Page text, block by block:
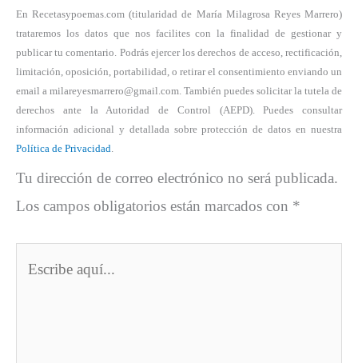
En Recetasypoemas.com (titularidad de María Milagrosa Reyes Marrero)
trataremos los datos que nos facilites con la finalidad de gestionar y
publicar tu comentario. Podrás ejercer los derechos de acceso, rectificación,
limitación, oposición, portabilidad, o retirar el consentimiento enviando un
email a milareyesmarrero@gmail.com. También puedes solicitar la tutela de
derechos ante la Autoridad de Control (AEPD). Puedes consultar
información adicional y detallada sobre protección de datos en nuestra
Política de Privacidad.
Tu dirección de correo electrónico no será publicada.
Los campos obligatorios están marcados con *